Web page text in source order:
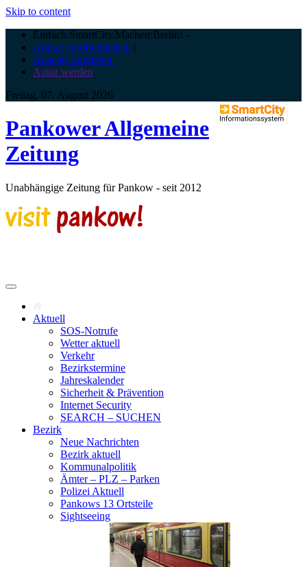
Skip to content
Einfach.SmartCity.Machen:Berlin! -
Artikel veröffentlichen |
Anzeige aufgeben |
Autor werden
Freitag, 07. August 2026
Pankower Allgemeine
Zeitung
Unabhängige Zeitung für Pankow - seit 2012
Aktuell
SOS-Notrufe
Wetter aktuell
Verkehr
Bezirkstermine
Jahreskalender
Sicherheit & Prävention
Internet Security
SEARCH – SUCHEN
Bezirk
Neue Nachrichten
Bezirk aktuell
Kommunalpolitik
Ämter – PLZ – Parken
Polizei Aktuell
Pankows 13 Ortsteile
Sightseeing